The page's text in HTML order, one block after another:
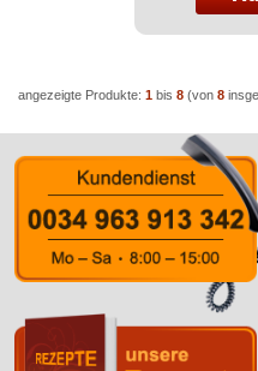
angezeigte Produkte: 1 bis 8 (von 8